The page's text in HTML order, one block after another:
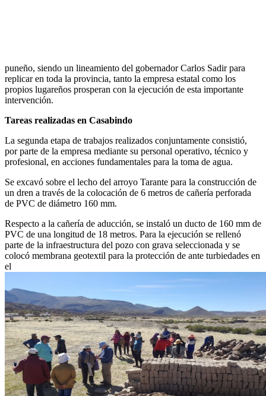
puneño, siendo un lineamiento del gobernador Carlos Sadir para
replicar en toda la provincia, tanto la empresa estatal como los
propios lugareños prosperan con la ejecución de esta importante
intervención.
Tareas realizadas en Casabindo
La segunda etapa de trabajos realizados conjuntamente consistió,
por parte de la empresa mediante su personal operativo, técnico y
profesional, en acciones fundamentales para la toma de agua.
Se excavó sobre el lecho del arroyo Tarante para la construcción de
un dren a través de la colocación de 6 metros de cañería perforada
de PVC de diámetro 160 mm.
Respecto a la cañería de aducción, se instaló un ducto de 160 mm de
PVC de una longitud de 18 metros. Para la ejecución se rellenó
parte de la infraestructura del pozo con grava seleccionada y se
colocó membrana geotextil para la protección de ante turbiedades en
el